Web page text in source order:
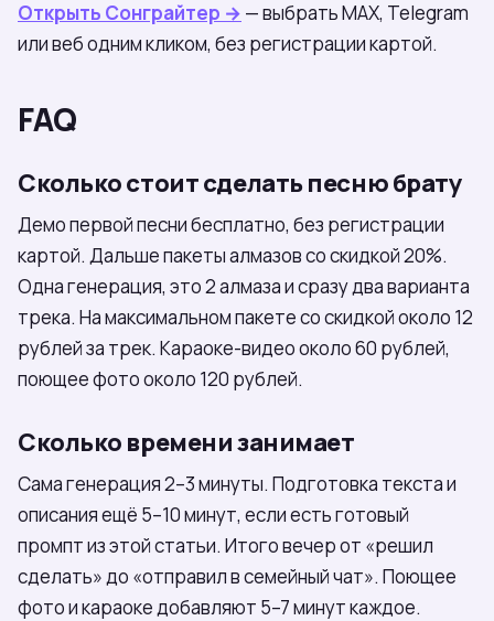
Открыть Сонграйтер → — выбрать МАХ, Telegram
или веб одним кликом, без регистрации картой.
FAQ
Сколько стоит сделать песню брату
Демо первой песни бесплатно, без регистрации
картой. Дальше пакеты алмазов со скидкой 20%.
Одна генерация, это 2 алмаза и сразу два варианта
трека. На максимальном пакете со скидкой около 12
рублей за трек. Караоке-видео около 60 рублей,
поющее фото около 120 рублей.
Сколько времени занимает
Сама генерация 2–3 минуты. Подготовка текста и
описания ещё 5–10 минут, если есть готовый
промпт из этой статьи. Итого вечер от «решил
сделать» до «отправил в семейный чат». Поющее
фото и караоке добавляют 5–7 минут каждое.